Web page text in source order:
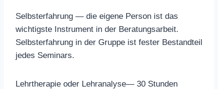
Selbsterfahrung — die eigene Person ist das
wichtigste Instrument in der Beratungsarbeit.
Selbsterfahrung in der Gruppe ist fester Bestandteil
jedes Seminars.
Lehrtherapie oder Lehranalyse— 30 Stunden